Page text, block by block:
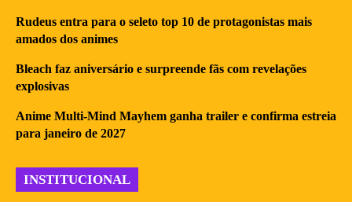
Rudeus entra para o seleto top 10 de protagonistas mais
amados dos animes
Bleach faz aniversário e surpreende fãs com revelações
explosivas
Anime Multi-Mind Mayhem ganha trailer e confirma estreia
para janeiro de 2027
INSTITUCIONAL